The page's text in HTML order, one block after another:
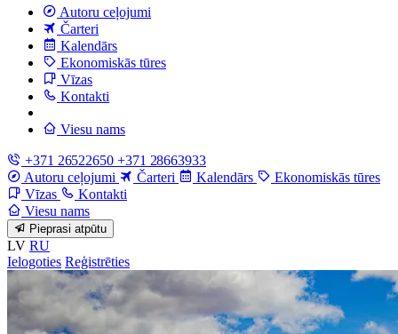
Autoru ceļojumi
Čarteri
Kalendārs
Ekonomiskās tūres
Vīzas
Kontakti
Viesu nams
+371 26522650 +371 28663933
Autoru ceļojumi
Čarteri Kalendārs
Ekonomiskās tūres
Vīzas
Kontakti
Viesu nams
Pieprasi atpūtu
LV RU
Ielogoties Reģistrēties